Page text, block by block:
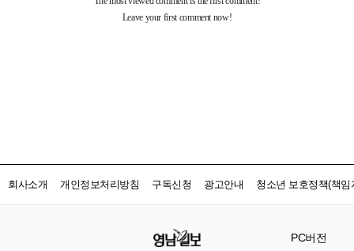
회사소개 개인정보처리방침 구독신청 광고안내 청소년 보호정책(책임
PC버전